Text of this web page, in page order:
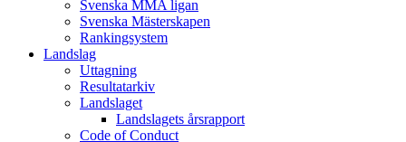
Svenska MMA ligan
Svenska Mästerskapen
Rankingsystem
Landslag
Uttagning
Resultatarkiv
Landslaget
Landslagets årsrapport
Code of Conduct